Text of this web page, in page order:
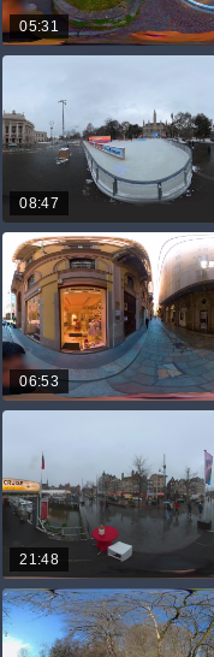
05:31
08:47
06:53
21:48